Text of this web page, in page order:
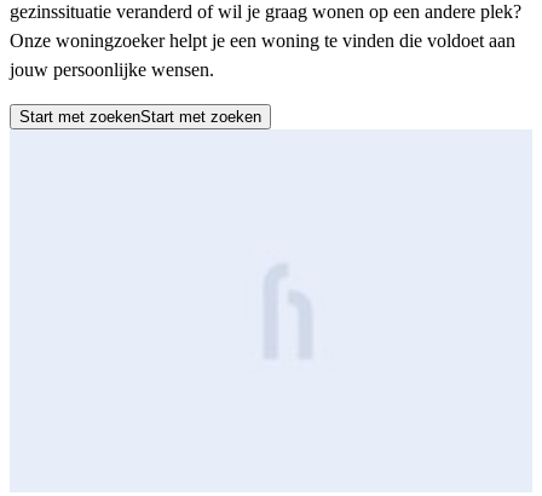
gezinssituatie veranderd of wil je graag wonen op een andere plek?
Onze woningzoeker helpt je een woning te vinden die voldoet aan
jouw persoonlijke wensen.
Start met zoekenStart met zoeken